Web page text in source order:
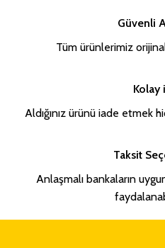
Güvenli
Tüm ürünlerimiz
Kolay
Aldığınız ürünü iade etmek
Taksit
Anlaşmalı bankaların